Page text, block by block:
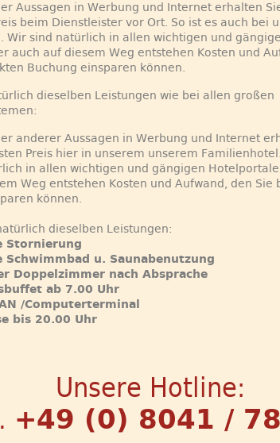
Aussagen in Werbung und Internet erhalten
beim Dienstleister vor Ort. So ist es auch bei
Wir sind natürlich in allen wichtigen und
auch auf diesem Weg entstehen Kosten und
Buchung einsparen können.
dieselben Leistungen wie bei allen großen
anderer Aussagen in Werbung und Internet
Preis hier in unserem unserem Familienhotel.
in allen wichtigen und gängigen
Weg entstehen Kosten und Aufwand, den Sie
können.
dieselben Leistungen:
Stornierung
Schwimmbad u. Saunabenutzung
Doppelzimmer nach Absprache
ab 7.00 Uhr
/Computerterminal
bis 20.00 Uhr
Unsere Hotline:
+49 (0) 8041 /